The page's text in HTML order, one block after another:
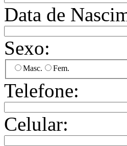
Data de
Sexo:
Masc. Fem.
Telefone:
Celular: